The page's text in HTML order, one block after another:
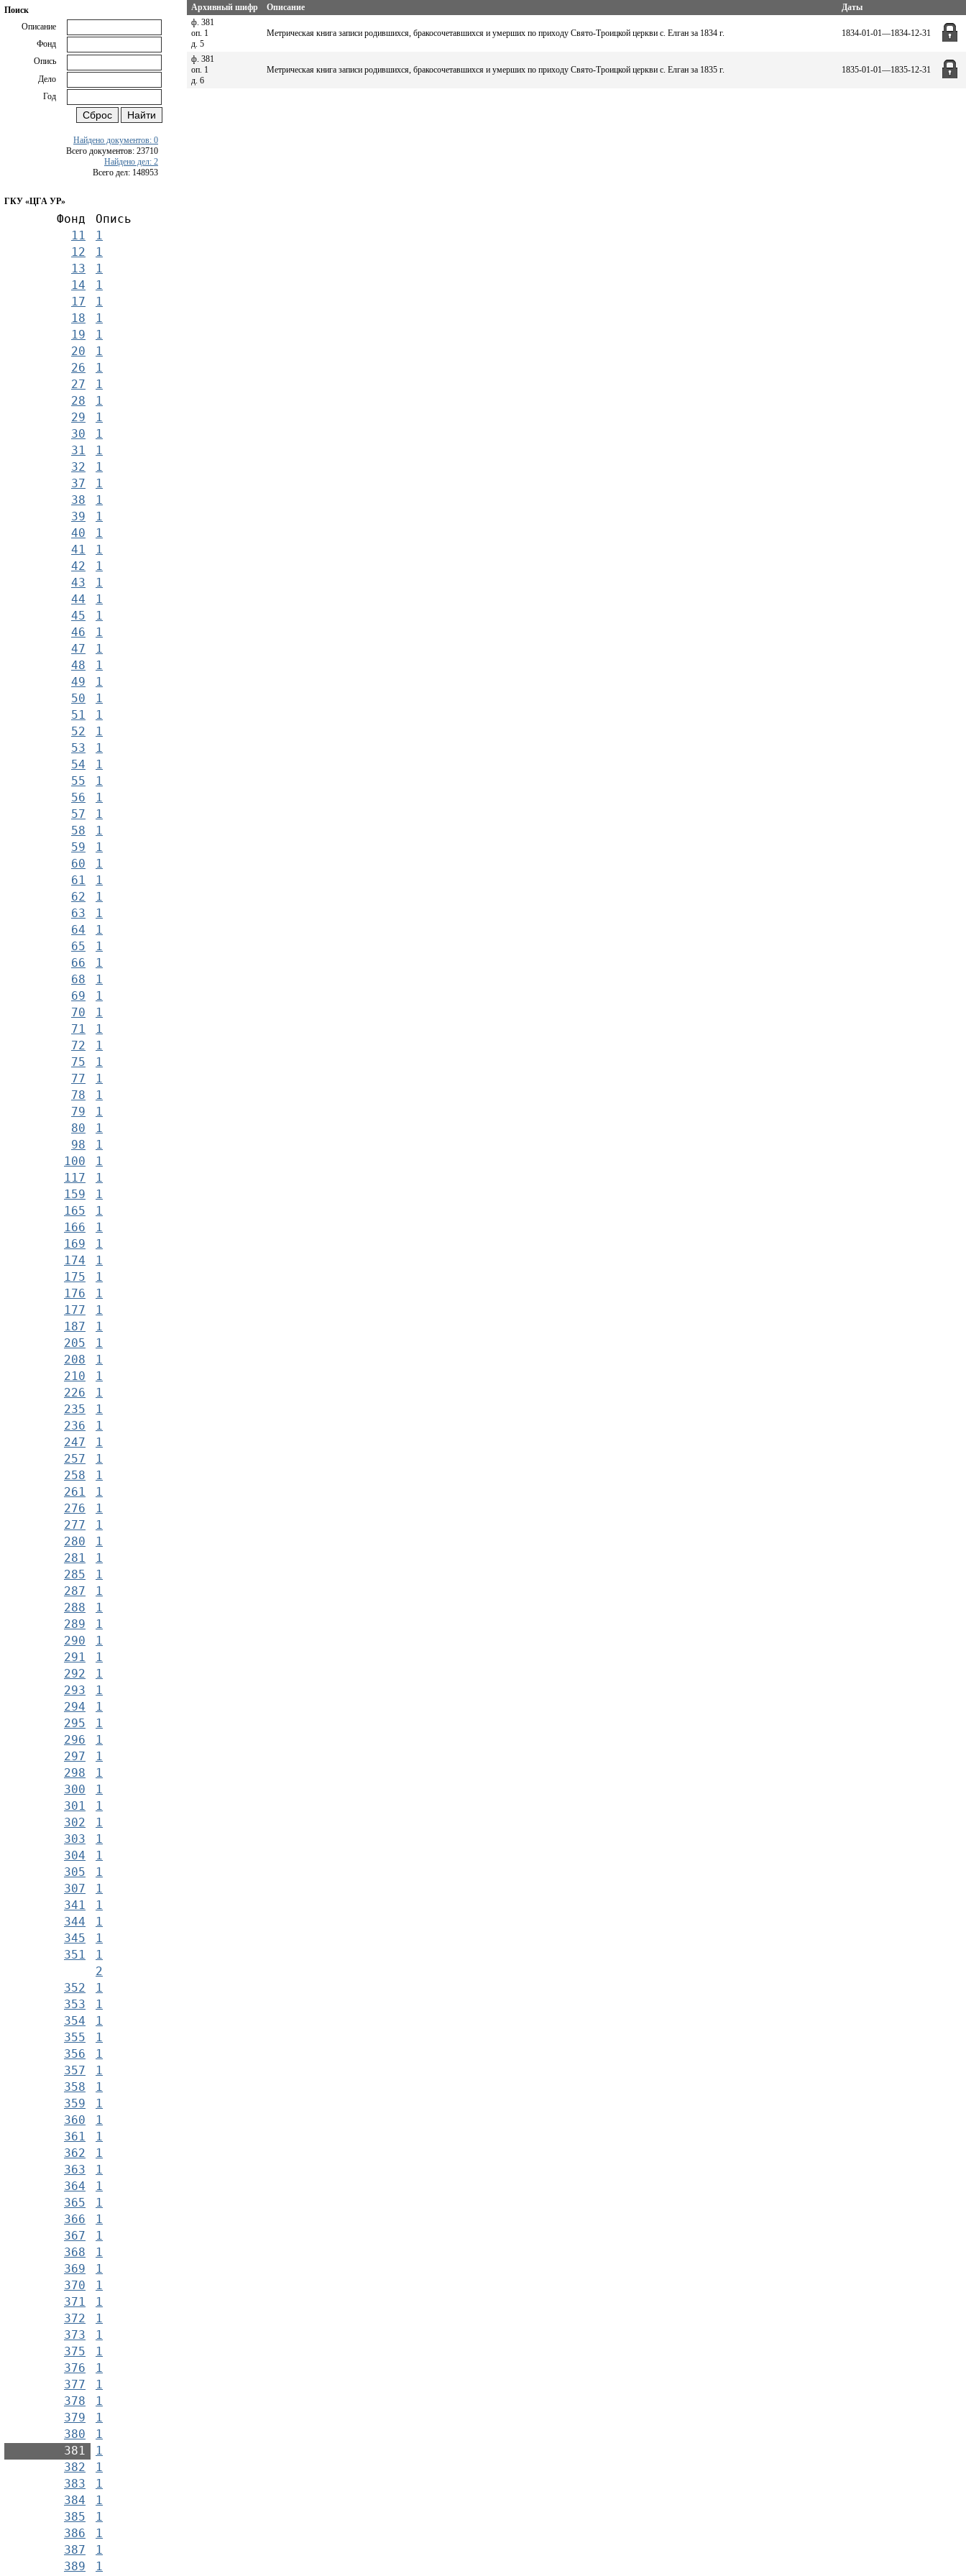
Поиск
Описание
Фонд
Опись
Дело
Год
Найдено документов: 0
Всего документов: 23710
Найдено дел: 2
Всего дел: 148953
ГКУ «ЦГА УР»
Фонд
Опись
11
1
12
1
13
1
14
1
17
1
18
1
19
1
20
1
26
1
27
1
28
1
29
1
30
1
31
1
32
1
37
1
38
1
39
1
40
1
41
1
42
1
43
1
44
1
45
1
46
1
47
1
48
1
49
1
50
1
51
1
52
1
53
1
54
1
55
1
56
1
57
1
58
1
59
1
60
1
61
1
62
1
63
1
64
1
65
1
66
1
68
1
69
1
70
1
71
1
72
1
75
1
77
1
78
1
79
1
80
1
98
1
100
1
117
1
159
1
165
1
166
1
169
1
174
1
175
1
176
1
177
1
187
1
205
1
208
1
210
1
226
1
235
1
236
1
247
1
257
1
258
1
261
1
276
1
277
1
280
1
281
1
285
1
287
1
288
1
289
1
290
1
291
1
292
1
293
1
294
1
295
1
296
1
297
1
298
1
300
1
301
1
302
1
303
1
304
1
305
1
307
1
341
1
344
1
345
1
351
1
2
352
1
353
1
354
1
355
1
356
1
357
1
358
1
359
1
360
1
361
1
362
1
363
1
364
1
365
1
366
1
367
1
368
1
369
1
370
1
371
1
372
1
373
1
375
1
376
1
377
1
378
1
379
1
380
1
381
1
382
1
383
1
384
1
385
1
386
1
387
1
389
1
Архивный шифр Описание
Даты
ф. 381
оп. 1
д. 5
Метрическая книга записи родившихся, бракосочетавшихся и умерших по приходу Свято-Троицкой церкви с. Елган за 1834 г. 1834-01-01—1834-12-31
ф. 381
оп. 1
д. 6
Метрическая книга записи родившихся, бракосочетавшихся и умерших по приходу Свято-Троицкой церкви с. Елган за 1835 г. 1835-01-01—1835-12-31